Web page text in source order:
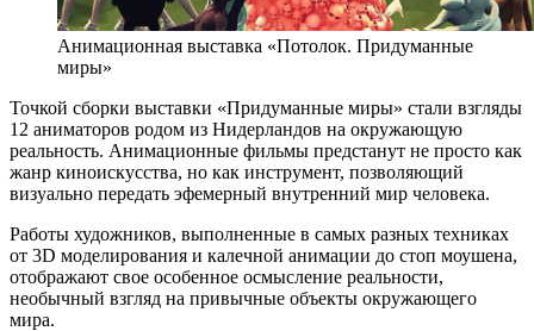
Анимационная выставка «Потолок. Придуманные
миры»
Точкой сборки выставки «Придуманные миры» стали взгляды
12 аниматоров родом из Нидерландов на окружающую
реальность. Анимационные фильмы предстанут не просто как
жанр киноискусства, но как инструмент, позволяющий
визуально передать эфемерный внутренний мир человека.
Работы художников, выполненные в самых разных техниках
от 3D моделирования и калечной анимации до стоп моушена,
отображают свое особенное осмысление реальности,
необычный взгляд на привычные объекты окружающего
мира.